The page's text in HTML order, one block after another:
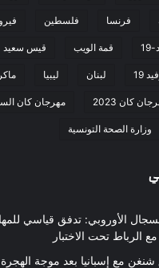
فرنسا فلسطين
قمة الويب قيس سعيد
19 لبنان ليبيا
كان 2023 مهرجان كان
وزارة الصحة التونسية
الأوروبي: تدفق قياسي
الرباط تحت الاختبار
شنغن مع إسبانيا بعد موجة